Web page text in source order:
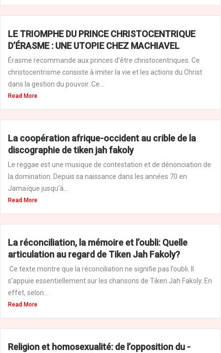
LE TRIOMPHE DU PRINCE CHRISTOCENTRIQUE
D’ÉRASME : UNE UTOPIE CHEZ MACHIAVEL
Érasme recommande aux princes d’être christocentriques. Ce
christocentrisme consiste à imiter la vie et les actions du Christ
dans la gestion du pouvoir. Ce...
Read More
La coopération afrique-occident au crible de la
discographie de tiken jah fakoly
Le reggae est une musique de contestation et de dénonciation de
la domination. Depuis sa naissance dans les années 70 en
Jamaïque jusqu’à...
Read More
La réconciliation, la mémoire et l’oubli: Quelle
articulation au regard de Tiken Jah Fakoly?
Ce texte montre que la réconciliation ne signifie pas l’oubli. Il
s’appuie essentiellement sur les chansons de Tiken Jah Fakoly. En
effet, selon...
Read More
Religion et homosexualité: de l’opposition du -